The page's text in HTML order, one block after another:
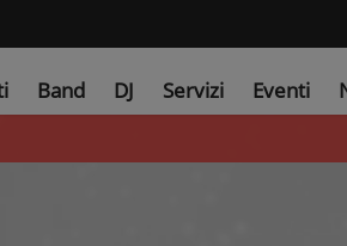
Band DJ Servizi Eventi